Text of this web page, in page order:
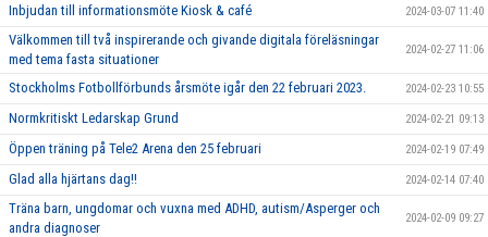
Inbjudan till informationsmöte Kiosk & café 2024-03-07 11:40
Välkommen till två inspirerande och givande digitala föreläsningar
med tema fasta situationer
2024-02-27 11:06
Stockholms Fotbollförbunds årsmöte igår den 22 februari 2023. 2024-02-23 10:55
Normkritiskt Ledarskap Grund 2024-02-21 09:13
Öppen träning på Tele2 Arena den 25 februari 2024-02-19 07:49
Glad alla hjärtans dag!! 2024-02-14 07:40
Träna barn, ungdomar och vuxna med ADHD, autism/Asperger och
andra diagnoser
2024-02-09 09:27